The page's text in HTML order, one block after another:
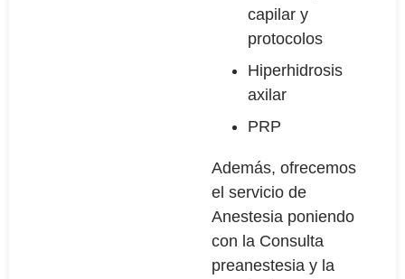
capilar y
protocolos
Hiperhidrosis
axilar
PRP
Además, ofrecemos
el servicio de
Anestesia poniendo
con la Consulta
preanestesia y la